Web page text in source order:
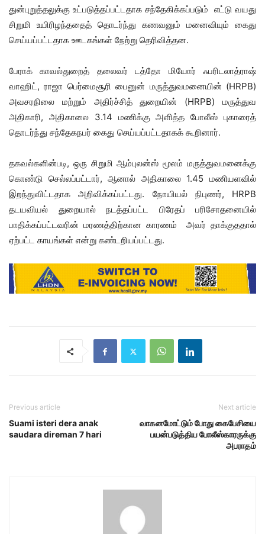
துன்புறுத்தலுக்கு உட்படுத்தப்பட்டதாக சந்தேகிக்கப்படும் எட்டு வயது
சிறுமி உயிரிழந்ததைத் தொடர்ந்து கணவனும் மனைவியும் கைது
செய்யப்பட்டதாக ஊடகங்கள் நேற்று தெரிவித்தன.
பேராக் காவல்துறைத் தலைவர் டத்தோ மியோர் ஃபரிடலாத்ராஷ்
வாஹிட், ராஜா பெர்மைசூரி பைனுன் மருத்துவமனையின் (HRPB)
அவசரநிலை மற்றும் அதிர்ச்சித் துறையின் (HRPB) மருத்துவ
அதிகாரி, அதிகாலை 3.14 மணிக்கு அளித்த போலீஸ் புகாரைத்
தொடர்ந்து சந்தேகநபர் கைது செய்யப்பட்டதாகக் கூறினார்.
தகவல்களின்படி, ஒரு சிறுமி ஆம்புலன்ஸ் மூலம் மருத்துவமனைக்கு
கொண்டு செல்லப்பட்டார், ஆனால் அதிகாலை 1.45 மணியளவில்
இறந்துவிட்டதாக அறிவிக்கப்பட்டது. நோயியல் நிபுணர், HRPB
தடயவியல் துறையால் நடத்தப்பட்ட பிரேதப் பரிசோதனையில்
பாதிக்கப்பட்டவரின் மரணத்திற்கான காரணம் அவர் தாக்குததால்
ஏற்பட்ட காயங்கள் என்று கண்டறியப்பட்டது.
Previous article
Suami isteri dera anak
saudara direman 7 hari
Next article
வாகனமோட்டும் போது கைபேசியை
பயன்படுத்திய போலீஸ்காரருக்கு
அபராதம்